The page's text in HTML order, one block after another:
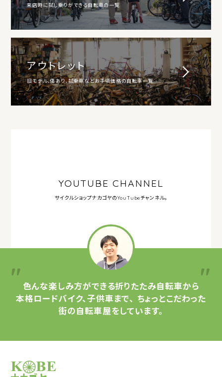
来店時に試し乗りができる自転車の一覧
アウトレット
旧モデル、傷あり、試乗車などお手頃価格の自転車一覧
YOUTUBE CHANNEL
サイクルショップナカゴヤのYouTubeチャンネル。
色んな楽しみ方ができる折りたたみ自転車から
本格ロードバイク、子供車まで、 ちょっとこだわった
街の自転車屋をしています。
サイクルショップナカゴヤ